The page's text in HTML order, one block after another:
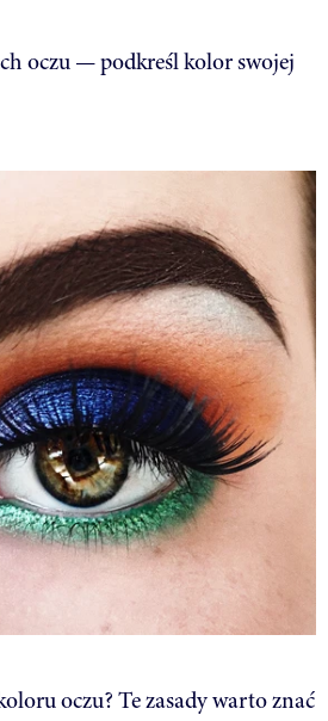
oczu — podkreśl kolor swojej
oczu? Te zasady warto znać